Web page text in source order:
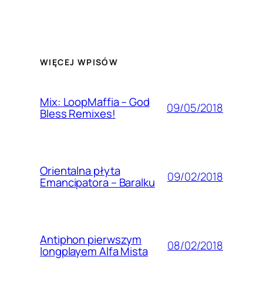
WIĘCEJ WPISÓW
Mix: LoopMaffia – God
Bless Remixes! 09/05/2018
Orientalna płyta
Emancipatora – Baralku 09/02/2018
Antiphon pierwszym
longplayem Alfa Mista 08/02/2018